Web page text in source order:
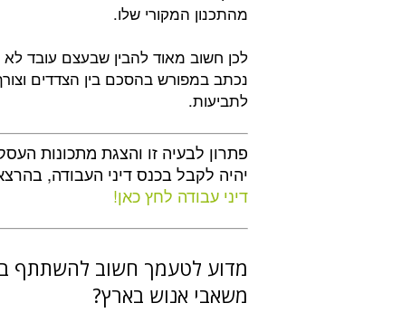
מהתכנון המקורי שלו.
לכן חשוב מאוד להבין שבעצם עובד
נכתב במפורש בהסכם בין הצדדים
לתביעות.
פתרון לבעיה זו והצגת מתכונות
יהיה לקבל בכנס דיני העבודה,
דיני עבודה לחץ כאן!
מדוע לטעמך חשוב להשתתף
משאבי אנוש בארץ?